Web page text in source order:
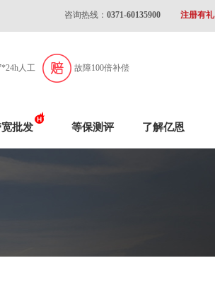
咨询热线： 0371-60135900 注册有礼
人工 故障100倍补偿
批发 等保测评 了解亿恩